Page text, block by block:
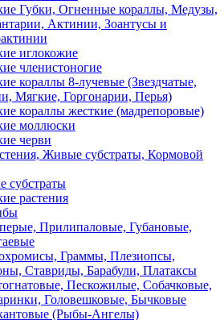
Губки, Огненные кораллы, Медузы,
Актинии, Зоантусы и
иглокожие
членистоногие
кораллы 8-лучевые (Звездчатые,
Мягкие, Горгонарии, Перья)
кораллы жесткие (мадрепоровые)
моллюски
черви
Живые субстраты, Кормовой
субстраты
растения
Прилипаловые, Губановые,
Граммы, Плезиопсы,
Ставриды, Барабули, Платаксы
Пескожилые, Собачковые,
Головешковые, Бычковые
(Рыбы-Ангелы)